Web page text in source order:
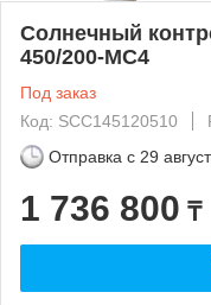
Солнечный
450/200-МС4
Под заказ
Код: SCC145120510
Отправка с 29
1 736 800 ₸